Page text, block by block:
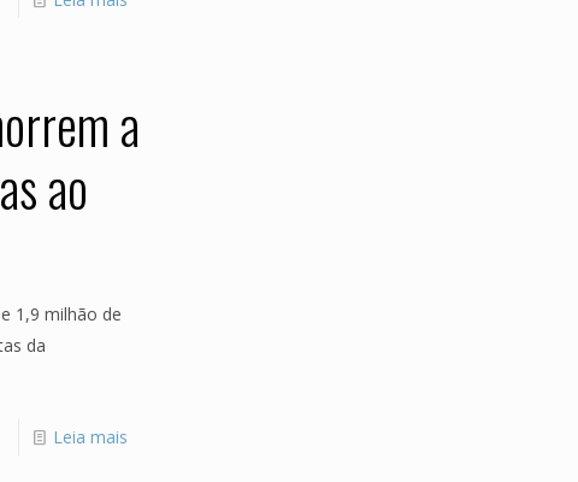
a
ao
1,9 milhão de
da
Leia mais